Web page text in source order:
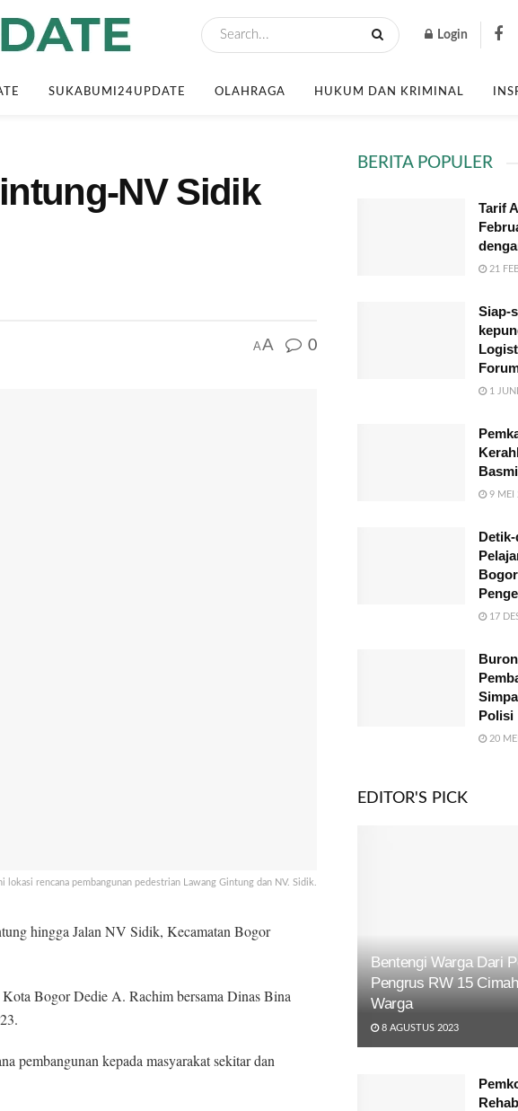
Login
SUKABUMI24UPDATE OLAHRAGA HUKUM DAN KRIMINAL
NV Sidik
AA 0
lokasi rencana pembangunan pedestrian Lawang Gintung dan NV. Sidik.
hingga Jalan NV Sidik, Kecamatan Bogor
Bogor Dedie A. Rachim bersama Dinas Bina
pembangunan kepada masyarakat sekitar dan
BERITA POPULER
Tarif
21
Siap-
1
9 MEI
17
Polisi
20
EDITOR'S PICK
Bentengi Warga Dari
Pengrus RW 15
Warga
8 AGUSTUS 2023